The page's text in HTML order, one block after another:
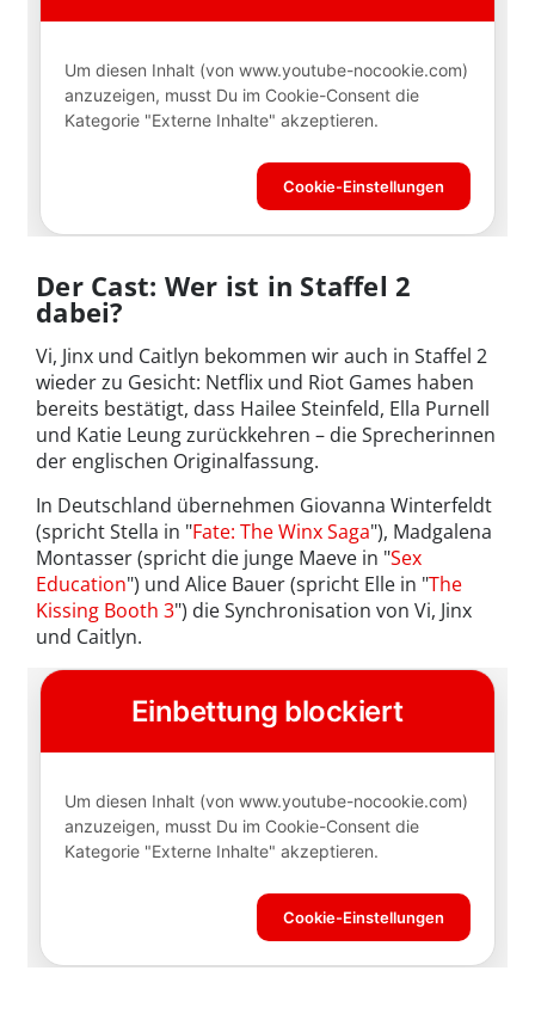
Der Cast: Wer ist in Staffel 2
dabei?
Vi, Jinx und Caitlyn bekommen wir auch in Staffel 2
wieder zu Gesicht: Netflix und Riot Games haben
bereits bestätigt, dass Hailee Steinfeld, Ella Purnell
und Katie Leung zurückkehren – die Sprecherinnen
der englischen Originalfassung.
In Deutschland übernehmen Giovanna Winterfeldt
(spricht Stella in "Fate: The Winx Saga"), Madgalena
Montasser (spricht die junge Maeve in "Sex
Education") und Alice Bauer (spricht Elle in "The
Kissing Booth 3") die Synchronisation von Vi, Jinx
und Caitlyn.